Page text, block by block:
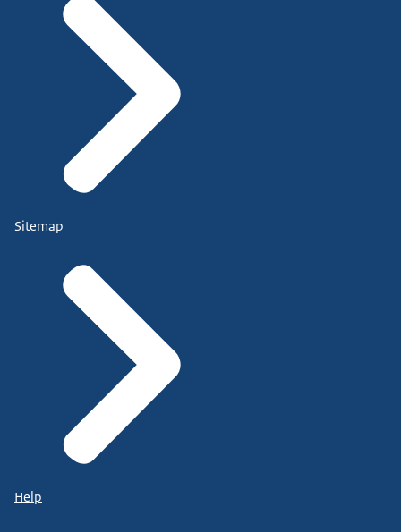
Sitemap
Help